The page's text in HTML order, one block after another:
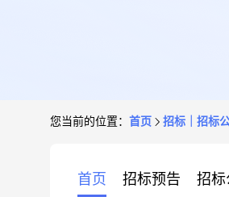
您当前的位置： 首页 招标｜招标
首页 招标预告 招标